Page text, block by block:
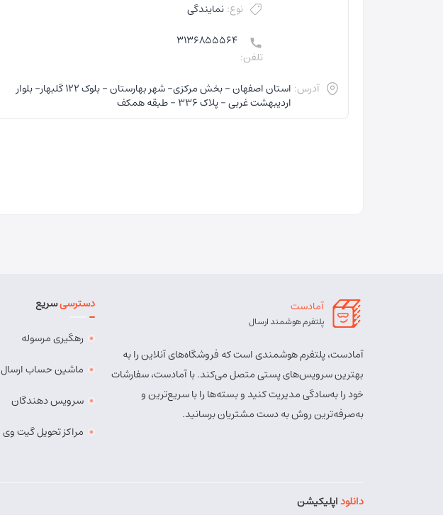
نوع: نمایندگی
تلفن:
3136855564
آدرس:
استان اصفهان - بخش مرکزی- شهر بهارستان - بلوک 122 گلبهار- بلوار
اردیبهشت غربی - پلاک 336 - طبقه همکف
آمادست
پلتفرم هوشمند ارسال
آمادست، پلتفرم هوشمندی است که فروشگاه‌های آنلاین را به
بهترین سرویس‌های پستی متصل می‌کند. با آمادست، سفارشات
خود را به‌سادگی مدیریت کنید و بسته‌ها را با سریع‌ترین و
به‌صرفه‌ترین روش به دست مشتریان برسانید.
دسترسیسریع
رهگیری مرسوله
ماشین حساب ارسال
سرویس دهندگان
مراکز تحویل گیت وی
دانلوداپلیکیشن